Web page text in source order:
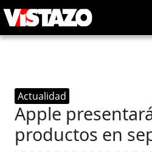
Actualidad
Apple
productos en